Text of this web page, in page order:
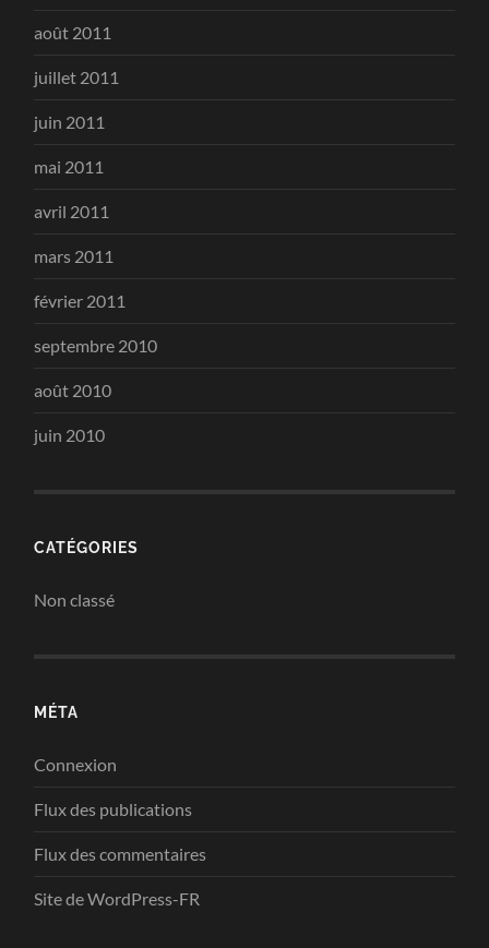
août 2011
juillet 2011
juin 2011
mai 2011
avril 2011
mars 2011
février 2011
septembre 2010
août 2010
juin 2010
CATÉGORIES
Non classé
MÉTA
Connexion
Flux des publications
Flux des commentaires
Site de WordPress-FR